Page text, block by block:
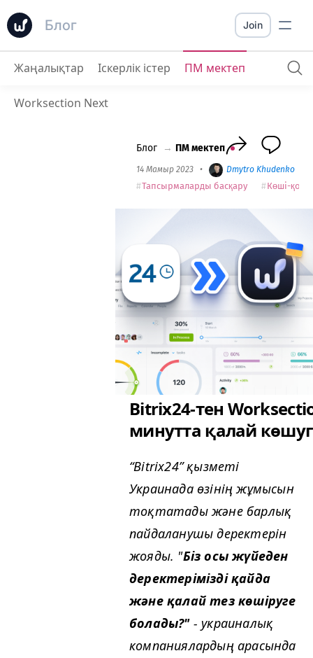
Блог
Bitrix24-тен Worksection-ға 3 минутта қалай көшуге болады
Join
Жаңалықтар Іскерлік істер ПМ мектеп
Worksection Next
Блог → ПМ мектеп
14 Мамыр 2023 • Dmytro Khudenko
Тапсырмаларды басқару Көші-қон
Bitrix24-тен
минутта қалай
“Bitrix24” қызметі
Украинада өзінің жұмысын
тоқтатады және барлық
пайдаланушы деректерін
жояды. "Біз осы жүйеден
деректерімізді қайда
және қалай тез көшіруге
болады?"- украиналық
компаниялардың арасында